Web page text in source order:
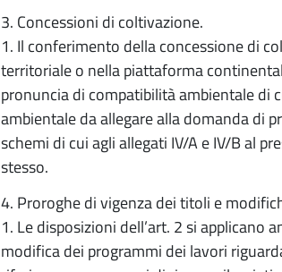
3. Concessioni di coltivazione.
1. Il conferimento della concessione di
territoriale o nella piattaforma
pronuncia di compatibilità ambientale di
ambientale da allegare alla domanda di
schemi di cui agli allegati IV/A e IV/B al
stesso.
4. Proroghe di vigenza dei titoli e
1. Le disposizioni dell’art. 2 si applicano
modifica dei programmi dei lavori